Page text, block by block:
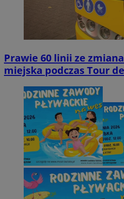
Prawie 60 linii ze
miejska podczas Tour